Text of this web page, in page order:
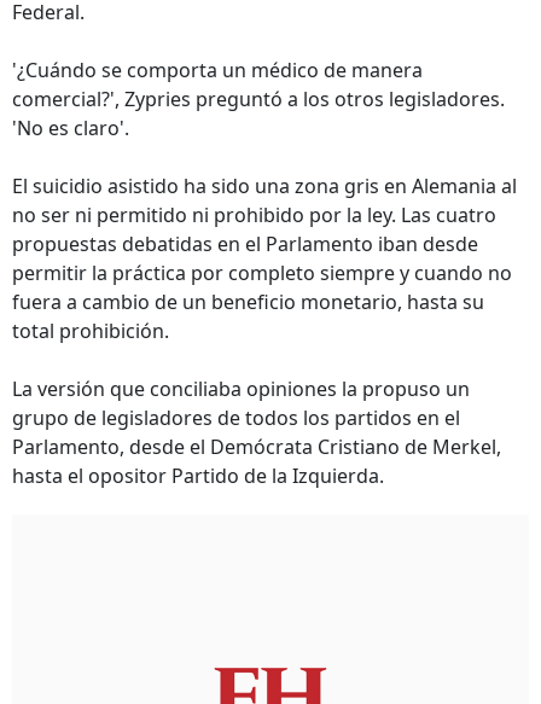
Federal.
'¿Cuándo se comporta un médico de manera
comercial?', Zypries preguntó a los otros legisladores.
'No es claro'.
El suicidio asistido ha sido una zona gris en Alemania al
no ser ni permitido ni prohibido por la ley. Las cuatro
propuestas debatidas en el Parlamento iban desde
permitir la práctica por completo siempre y cuando no
fuera a cambio de un beneficio monetario, hasta su
total prohibición.
La versión que conciliaba opiniones la propuso un
grupo de legisladores de todos los partidos en el
Parlamento, desde el Demócrata Cristiano de Merkel,
hasta el opositor Partido de la Izquierda.